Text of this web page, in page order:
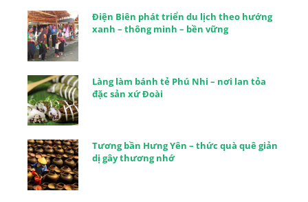
Điện Biên phát triển du lịch theo hướng
xanh – thông minh – bền vững
Làng làm bánh tẻ Phú Nhi – nơi lan tỏa
đặc sản xứ Đoài
Tương bần Hưng Yên – thức quà quê giản
dị gây thương nhớ